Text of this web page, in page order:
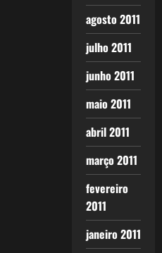
agosto 2011
julho 2011
junho 2011
maio 2011
abril 2011
março 2011
fevereiro
2011
janeiro 2011